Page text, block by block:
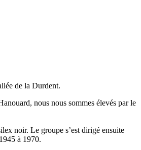
de la Durdent.
nous nous sommes élevés par le
noir. Le groupe s’est dirigé ensuite
à 1970.